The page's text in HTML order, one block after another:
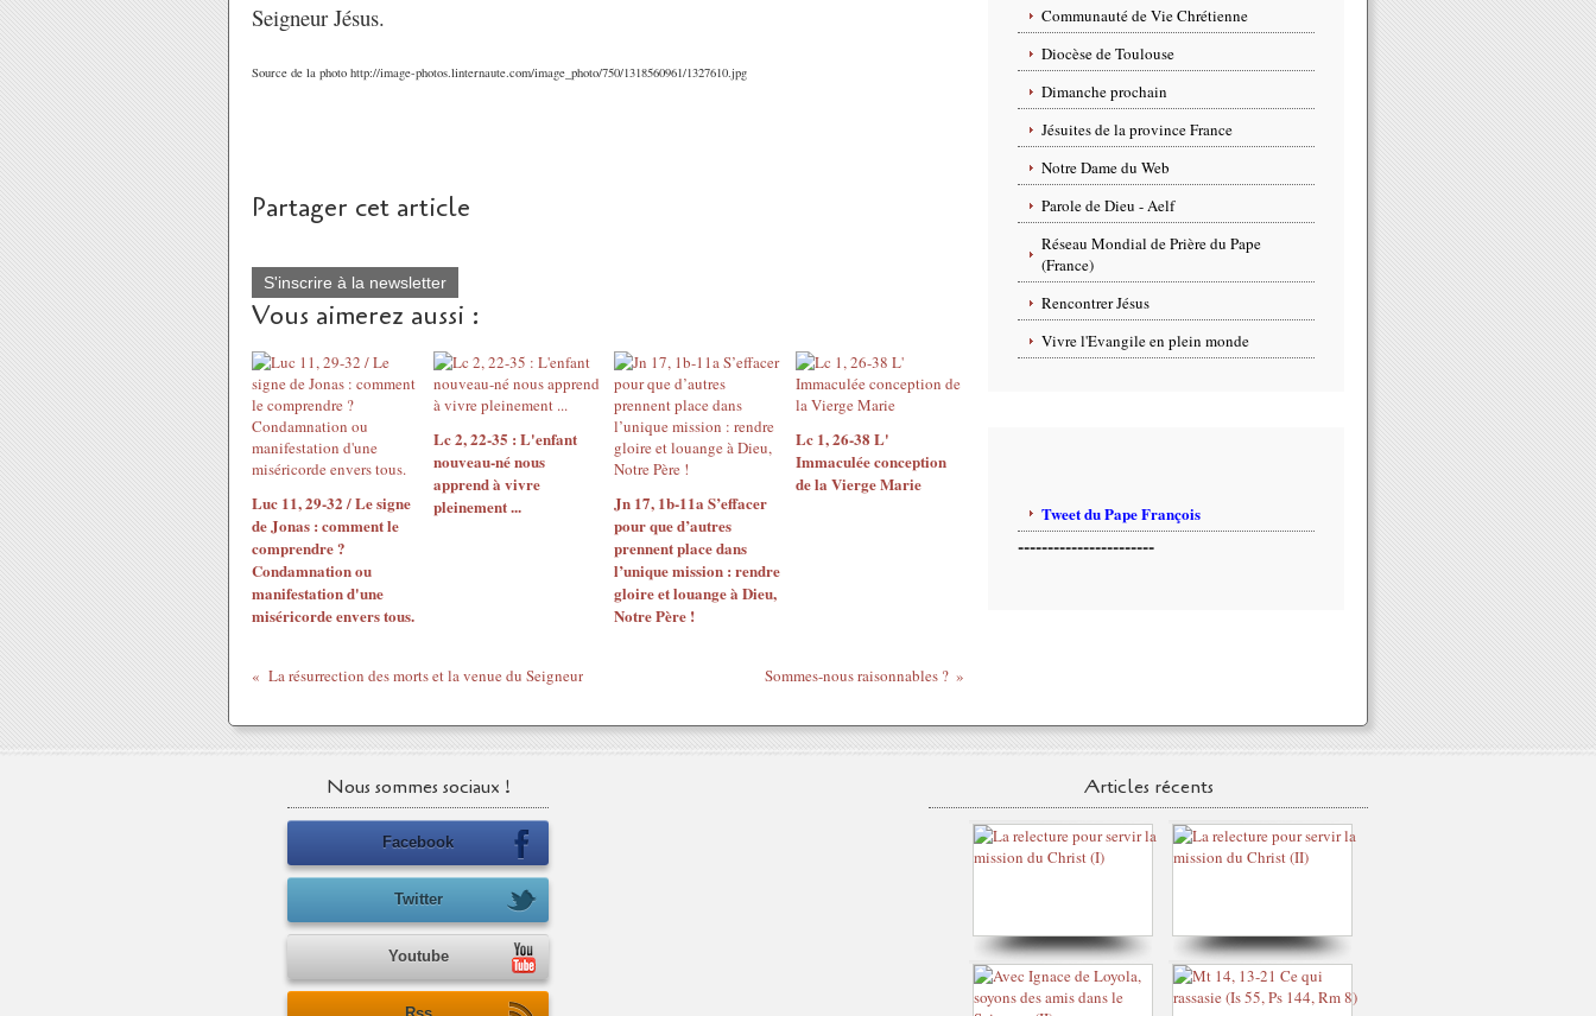
Seigneur Jésus.
Source de la photo http://image-photos.linternaute.com/image_photo/750/1318560961/1327610.jpg
Partager cet article
S'inscrire à la newsletter
Vous aimerez aussi :
Luc 11, 29-32 / Le signe
de Jonas : comment le
comprendre ?
Condamnation ou
manifestation d'une
miséricorde envers tous.
Lc 2, 22-35 : L'enfant
nouveau-né nous
apprend à vivre
pleinement ...
Jn 17, 1b-11a S’effacer
pour que d’autres
prennent place dans
l’unique mission : rendre
gloire et louange à Dieu,
Notre Père !
Lc 1, 26-38 L'
Immaculée conception
de la Vierge Marie
La résurrection des morts et la venue du Seigneur Sommes-nous raisonnables ?
Communauté de Vie Chrétienne
Diocèse de Toulouse
Dimanche prochain
Jésuites de la province France
Notre Dame du Web
Parole de Dieu - Aelf
Réseau Mondial de Prière du Pape
(France)
Rencontrer Jésus
Vivre l'Evangile en plein monde
Tweet du Pape François
-----------------------
Nous sommes sociaux !
Facebook
Twitter
Youtube
Articles récents